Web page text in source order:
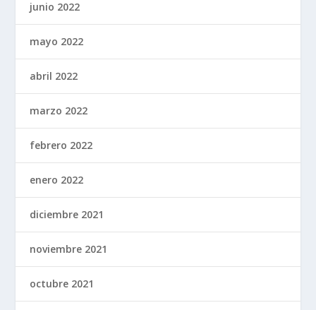
junio 2022
mayo 2022
abril 2022
marzo 2022
febrero 2022
enero 2022
diciembre 2021
noviembre 2021
octubre 2021